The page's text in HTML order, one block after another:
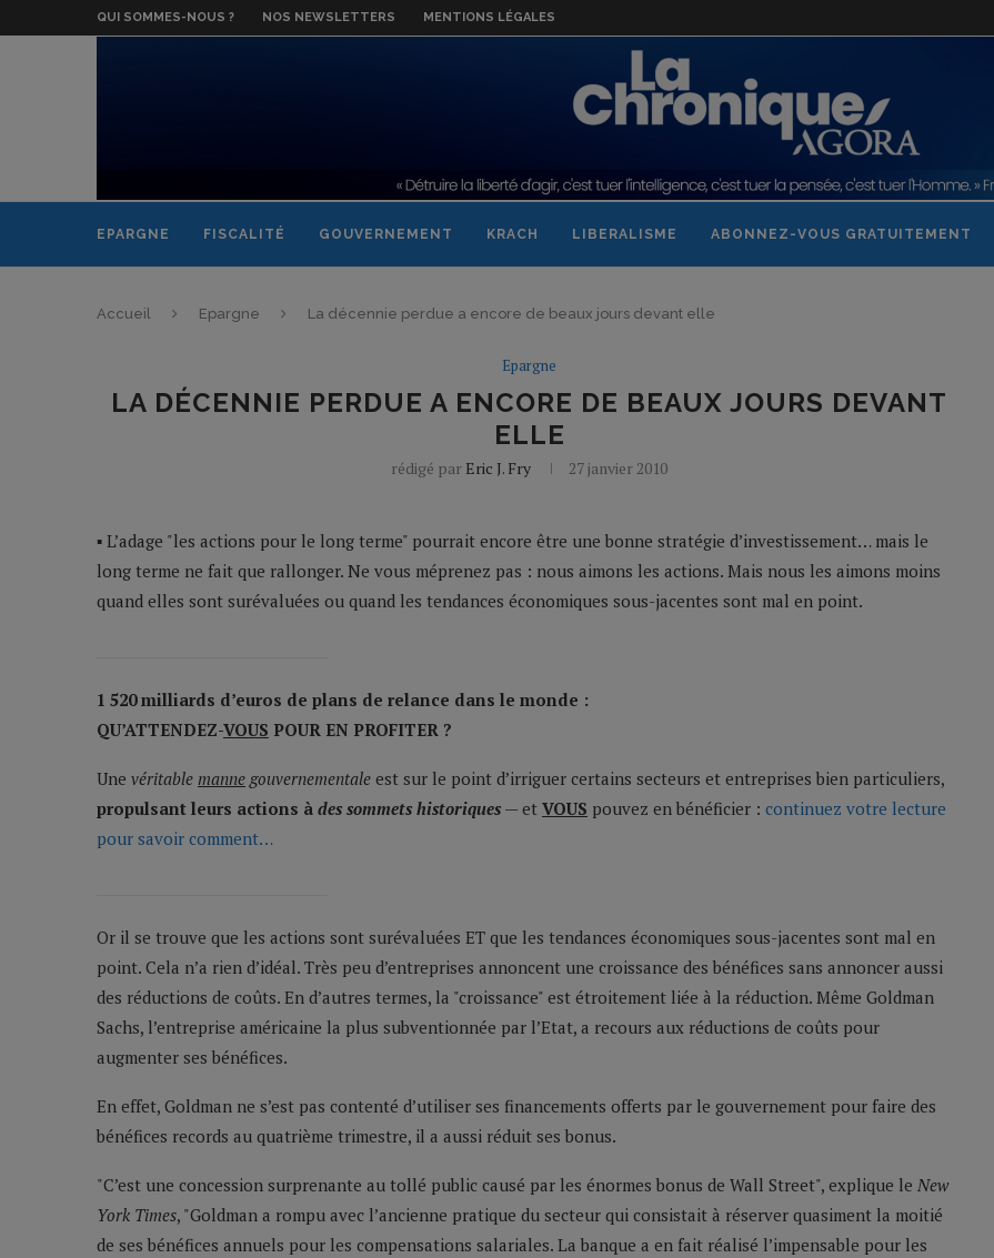
QUI SOMMES-NOUS ? NOS NEWSLETTERS MENTIONS LÉGALES
EPARGNE FISCALITÉ GOUVERNEMENT KRACH LIBERALISME ABONNEZ-VOUS GRATUITEMENT
Accueil Epargne La décennie perdue a encore de beaux jours devant elle
Epargne
LA DÉCENNIE PERDUE A ENCORE DE BEAUX JOURS DEVANT
ELLE
rédigé par Eric J. Fry 27 janvier 2010
▪ L’adage "les actions pour le long terme" pourrait encore être une bonne stratégie d’investissement… mais le
long terme ne fait que rallonger. Ne vous méprenez pas : nous aimons les actions. Mais nous les aimons moins
quand elles sont surévaluées ou quand les tendances économiques sous-jacentes sont mal en point.
1 520 milliards d’euros de plans de relance dans le monde :
QU’ATTENDEZ-VOUS POUR EN PROFITER ?
Une véritable manne gouvernementale est sur le point d’irriguer certains secteurs et entreprises bien particuliers,
propulsant leurs actions à des sommets historiques — et VOUS pouvez en bénéficier : continuez votre lecture
pour savoir comment…
Or il se trouve que les actions sont surévaluées ET que les tendances économiques sous-jacentes sont mal en
point. Cela n’a rien d’idéal. Très peu d’entreprises annoncent une croissance des bénéfices sans annoncer aussi
des réductions de coûts. En d’autres termes, la "croissance" est étroitement liée à la réduction. Même Goldman
Sachs, l’entreprise américaine la plus subventionnée par l’Etat, a recours aux réductions de coûts pour
augmenter ses bénéfices.
En effet, Goldman ne s’est pas contenté d’utiliser ses financements offerts par le gouvernement pour faire des
bénéfices records au quatrième trimestre, il a aussi réduit ses bonus.
"C’est une concession surprenante au tollé public causé par les énormes bonus de Wall Street", explique le New
York Times, "Goldman a rompu avec l’ancienne pratique du secteur qui consistait à réserver quasiment la moitié
de ses bénéfices annuels pour les compensations salariales. La banque a en fait réalisé l’impensable pour les